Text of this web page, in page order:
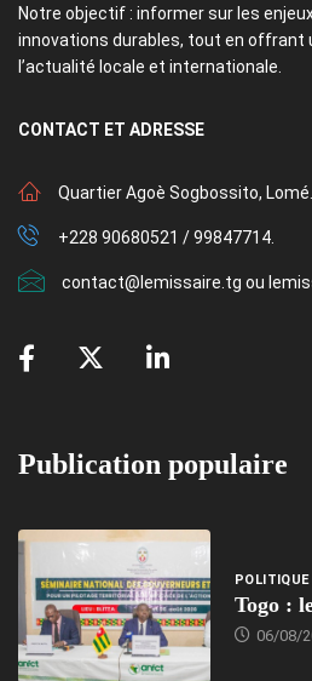
Notre objectif : informer sur les
innovations durables, tout en offrant
l’actualité locale et internationale.
CONTACT ET ADRESSE
Quartier Agoè Sogbossito, Lomé.
+228 90680521 / 99847714.
contact@lemissaire.tg ou
Publication populaire
POLITIQUE
Togo :
06/08/